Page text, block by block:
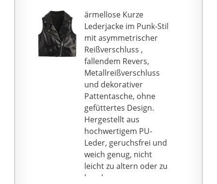
übergangsjacke
modern jacke damen
übergangsjacke elegant
jacke damen
übergangsjacke herbst
jacke damen
übergangsjacke
frühling leder jacken
herren parker jacken
herren trachten jacken
herren jacken herren
marken sale übergang
jacken herren mode
sommer
damen,regenmantel
ärmellose Kurze
Lederjacke im Punk-Stil
mit asymmetrischer
Reißverschluss ,
fallendem Revers,
Metallreißverschluss
und dekorativer
Pattentasche, ohne
gefüttertes Design.
Hergestellt aus
hochwertigem PU-
Leder, geruchsfrei und
weich genug, nicht
leicht zu altern oder zu
knacken,